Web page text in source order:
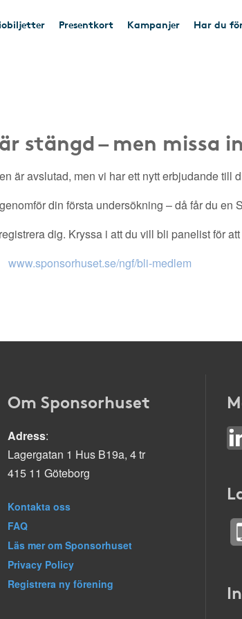
Presentkort Kampanjer Har du
stängd – men missa
är avslutad, men vi har ett nytt erbjudande till
din första undersökning – då får du en
dig. Kryssa i att du vill bli panelist för
www.sponsorhuset.se/ngf/bli-medlem
Om Sponsorhuset
Adress:
Lagergatan 1 Hus B19a, 4 tr
415 11 Göteborg
Kontakta oss
FAQ
Läs mer om Sponsorhuset
Privacy Policy
Registrera ny förening